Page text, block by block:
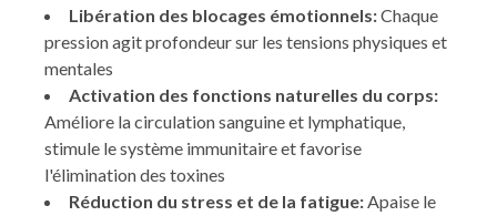
Libération des blocages émotionnels:Chaque
pression agit profondeur sur les tensions physiques et
mentales
Activation des fonctions naturelles du corps:
Améliore la circulation sanguine et lymphatique,
stimule le système immunitaire et favorise
l'élimination des toxines
Réduction du stress et de la fatigue:Apaise le